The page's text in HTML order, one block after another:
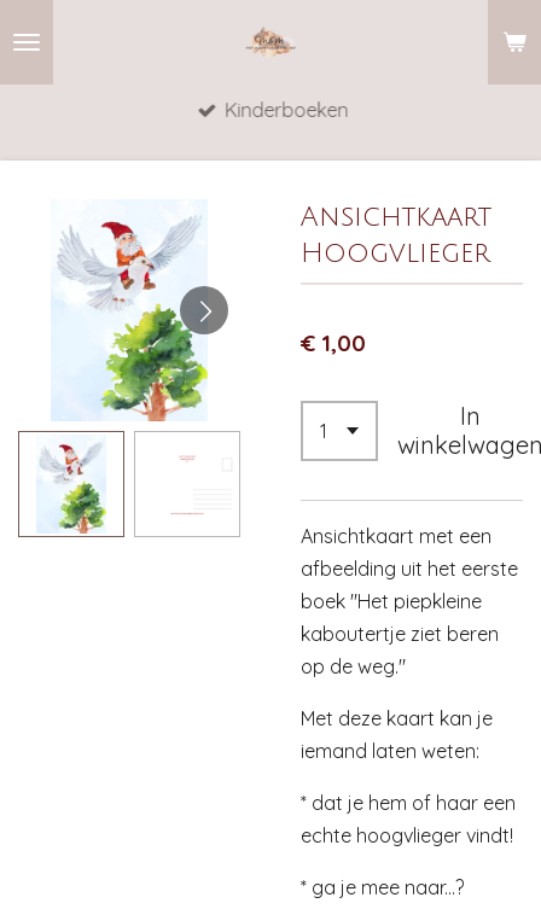
hoofdinhoud
Kinderboeken
Ansichtkaart
Hoogvlieger
€ 1,00
In
Ansichtkaart met een
afbeelding uit het eerste
boek "Het piepkleine
kaboutertje ziet beren
op de weg."
Met deze kaart kan je
iemand laten weten:
* dat je hem of haar een
echte hoogvlieger vindt!
* ga je mee naar...?